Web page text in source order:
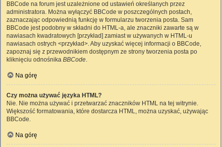
BBCode na forum jest uzależnione od ustawień określanych przez
administratora. Można wyłączyć BBCode w poszczególnych postach,
zaznaczając odpowiednią funkcję w formularzu tworzenia posta. Sam
BBCode jest podobny w składni do HTML-a, ale znaczniki zawarte są w
nawiasach kwadratowych [przykład] zamiast w używanych w HTML-u
nawiasach ostrych <przykład>. Aby uzyskać więcej informacji o BBCode,
zapoznaj się z przewodnikiem dostępnym ze strony tworzenia posta po
kliknięciu odnośnika BBCode.
Na górę
Czy można używać języka HTML?
Nie. Nie można używać i przetwarzać znaczników HTML na tej witrynie.
Większość formatowania, które dostarcza HTML, można uzyskać, używając
BBCode.
Na górę